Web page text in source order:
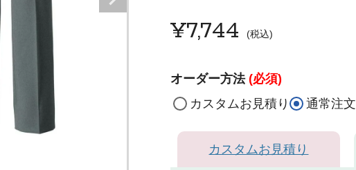
¥7,744 税込
オーダー方法 (必須)
カスタムお見積り
通常注文
カスタムお見積り